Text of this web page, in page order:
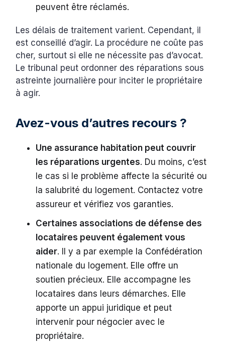
peuvent être réclamés.
Les délais de traitement varient. Cependant, il
est conseillé d’agir. La procédure ne coûte pas
cher, surtout si elle ne nécessite pas d’avocat.
Le tribunal peut ordonner des réparations sous
astreinte journalière pour inciter le propriétaire
à agir.
Avez-vous d’autres recours ?
Une assurance habitation peut couvrir
les réparations urgentes. Du moins, c’est
le cas si le problème affecte la sécurité ou
la salubrité du logement. Contactez votre
assureur et vérifiez vos garanties.
Certaines associations de défense des
locataires peuvent également vous
aider. Il y a par exemple la Confédération
nationale du logement. Elle offre un
soutien précieux. Elle accompagne les
locataires dans leurs démarches. Elle
apporte un appui juridique et peut
intervenir pour négocier avec le
propriétaire.